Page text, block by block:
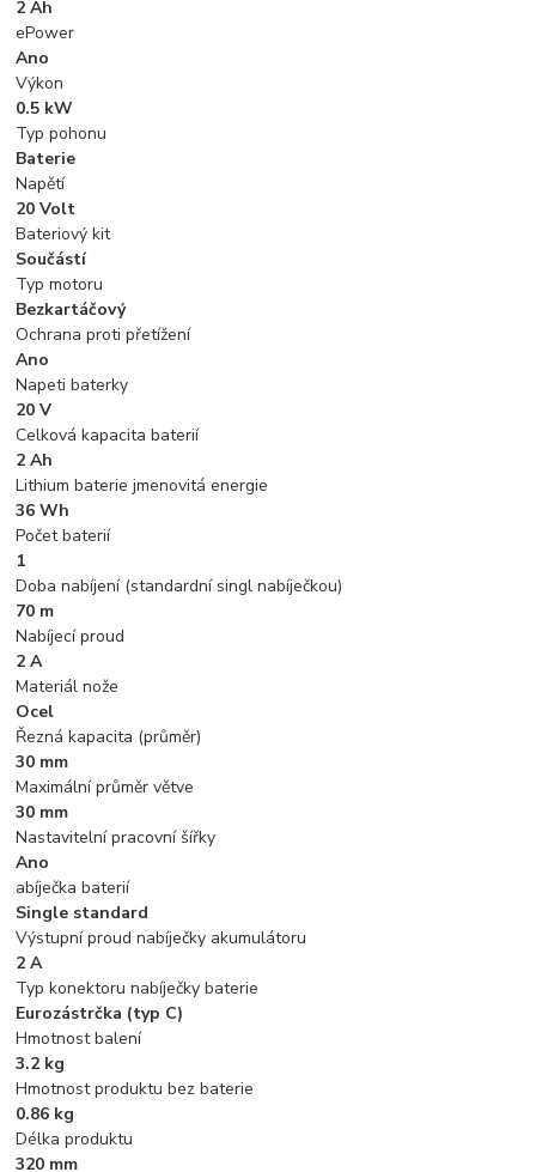
2 Ah
ePower
Ano
Výkon
0.5 kW
Typ pohonu
Baterie
Napětí
20 Volt
Bateriový kit
Součástí
Typ motoru
Bezkartáčový
Ochrana proti přetížení
Ano
Napeti baterky
20 V
Celková kapacita baterií
2 Ah
Lithium baterie jmenovitá energie
36 Wh
Počet baterií
1
Doba nabíjení (standardní singl nabíječkou)
70 m
Nabíjecí proud
2 A
Materiál nože
Ocel
Řezná kapacita (průměr)
30 mm
Maximální průměr větve
30 mm
Nastavitelní pracovní šířky
Ano
abíječka baterií
Single standard
Výstupní proud nabíječky akumulátoru
2 A
Typ konektoru nabíječky baterie
Eurozástrčka (typ C)
Hmotnost balení
3.2 kg
Hmotnost produktu bez baterie
0.86 kg
Délka produktu
320 mm